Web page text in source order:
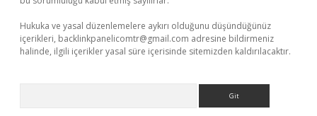
Hukuka ve yasal düzenlemelere aykırı olduğunu düşündüğünüz
içerikleri, backlinkpanelicomtr@gmail.com adresine bildirmeniz
halinde, ilgili içerikler yasal süre içerisinde sitemizden kaldırılacaktır.